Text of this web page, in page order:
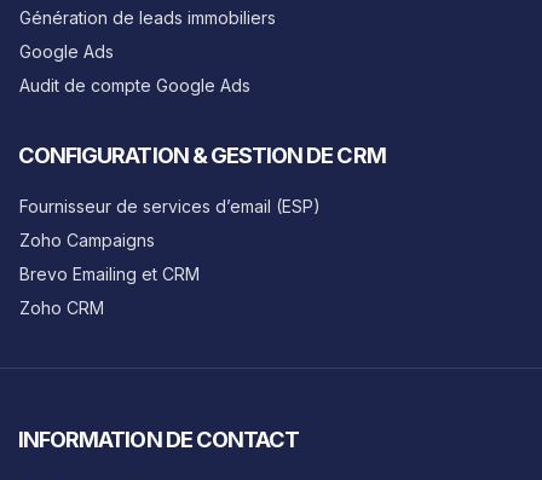
Génération de leads immobiliers
Google Ads
Audit de compte Google Ads
CONFIGURATION & GESTION DE CRM
Fournisseur de services d’email (ESP)
Zoho Campaigns
Brevo Emailing et CRM
Zoho CRM
INFORMATION DE CONTACT